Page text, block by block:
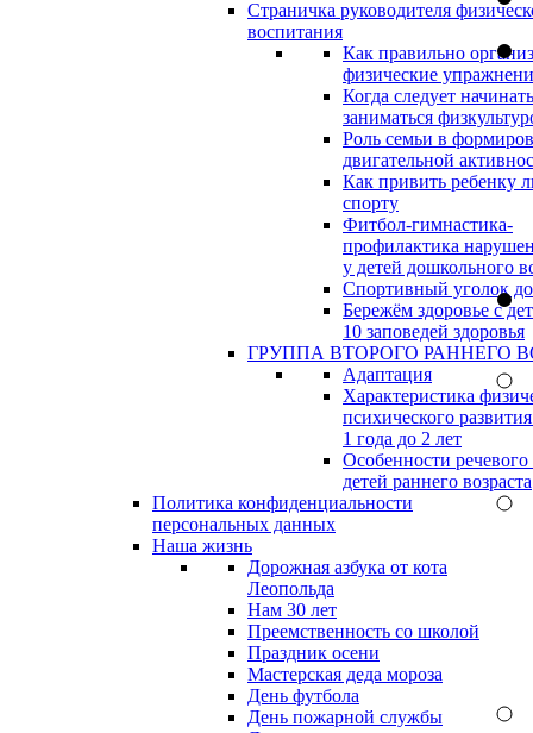
Страничка руководителя
воспитания
Как правильно
физические
Когда следует начинать
заниматься
Роль семьи в
двигательной
Как привить ребенку
спорту
Фитбол-гимнастика-
профилактика
у детей дошкольного
Спортивный уголок
Бережём здоровье с
10 заповедей здоровья
ГРУППА ВТОРОГО РАННЕГО
Адаптация
Характеристика
психического
1 года до 2 лет
Особенности речевого
детей раннего возраста
Политика конфиденциальности
персональных данных
Наша жизнь
Дорожная азбука от кота
Леопольда
Нам 30 лет
Преемственность со школой
Праздник осени
Мастерская деда мороза
День футбола
День пожарной службы